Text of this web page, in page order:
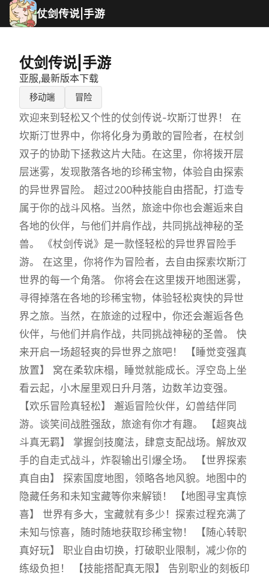
仗剑传说|手游
仗剑传说|手游
亚服,最新版本下载
移动端 冒险
欢迎来到轻松又个性的仗剑传说-坎斯汀世界！ 在
坎斯汀世界中，你将化身为勇敢的冒险者，在杖剑
双子的协助下拯救这片大陆。在这里，你将拨开层
层迷雾，发现散落各地的珍稀宝物，体验自由探索
的异世界冒险。 超过200种技能自由搭配，打造专
属于你的战斗风格。当然，旅途中你也会邂逅来自
各地的伙伴，与他们并肩作战，共同挑战神秘的圣
兽。 《杖剑传说》是一款怪轻松的异世界冒险手
游。 在这里，你将作为冒险者，去自由探索坎斯汀
世界的每一个角落。 你将会在这里拨开地图迷雾，
寻得掉落在各地的珍稀宝物，体验轻松爽快的异世
界之旅。当然，在旅途的过程中，你还会邂逅各色
伙伴，与他们并肩作战，共同挑战神秘的圣兽。 快
来开启一场超轻爽的异世界之旅吧！ 【睡觉变强真
放置】 窝在柔软床榻，睡觉就能成长。浮空岛上坐
看云起，小木屋里观日升月落，边数羊边变强。
【欢乐冒险真轻松】 邂逅冒险伙伴，幻兽结伴同
游。谈笑间战胜强敌，旅途有你才有趣。 【超爽战
斗真无羁】 掌握剑技魔法，肆意支配战场。解放双
手的自走式战斗，炸裂输出引爆全场。 【世界探索
真自由】 探索国度地图，领略各地风貌。地图中的
隐藏任务和未知宝藏等你来解锁！ 【地图寻宝真惊
喜】 世界有多大，宝藏就有多少！探索过程充满了
未知与惊喜，随时随地获取珍稀宝物！ 【随心转职
真好玩】 职业自由切换，打破职业限制，减少你的
练级负担！ 【技能搭配真无限】 告别职业的刻板印